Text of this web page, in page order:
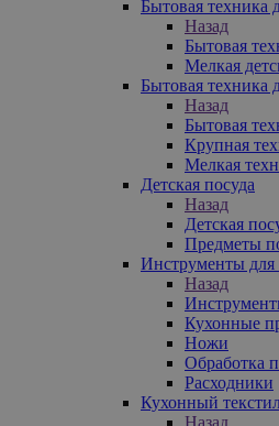
Бытовая техника
Назад
Бытовая
Мелкая
Бытовая техника
Назад
Бытовая
Крупная
Мелкая
Детская посуда
Назад
Детская
Предметы
Инструменты для
Назад
Кухонные
Ножи
Обработка
Расходники
Кухонный
Назад